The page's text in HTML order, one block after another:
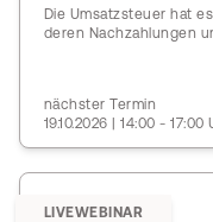
Die Umsatzsteuer hat
deren Nachzahlungen
nächster Termin
19.10.2026 | 14:00 -
LIVEWEBINAR